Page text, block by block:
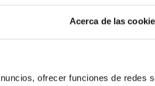
Acerca de las
ofrecer funciones de redes